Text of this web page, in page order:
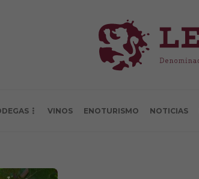
VINOS ENOTURISMO NOTICIAS